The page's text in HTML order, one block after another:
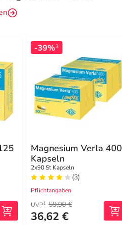
-39%3
Magnesium Verla 400
Kapseln
2x90 St Kapseln
(3)
Pflichtangaben
UVP1 59,90 €
36,62 €